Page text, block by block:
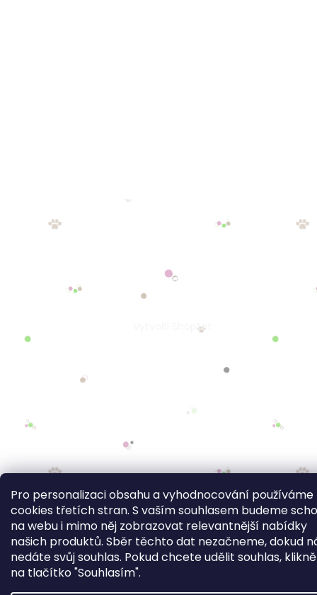
Pro personalizaci obsahu a vyhodnocování používáme
cookies třetích stran. S vaším souhlasem budeme
na webu i mimo něj zobrazovat relevantnější nabídky
našich produktů. Sběr těchto dat nezačneme, dokud
nedáte svůj souhlas. Pokud chcete udělit souhlas,
na tlačítko "Souhlasím".